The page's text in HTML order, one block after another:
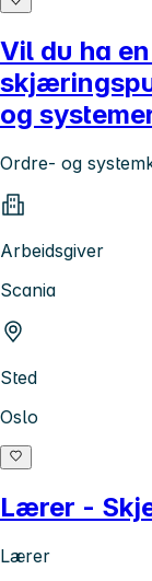
Vil du ha
og
Ordre- og
Arbeidsgiver
Scania
Sted
Oslo
Lærer -
Lærer